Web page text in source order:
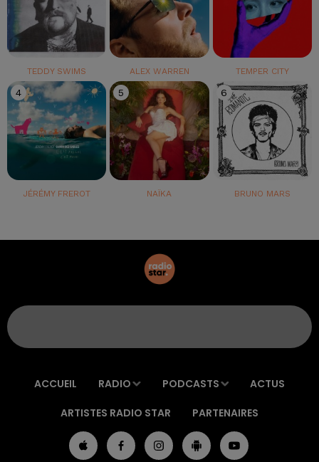
TEDDY SWIMS ALEX WARREN TEMPER CITY
4
JÉRÉMY FREROT
5
NAÏKA
6
BRUNO MARS
ACCUEIL RADIO PODCASTS ACTUS
ARTISTES RADIO STAR PARTENAIRES